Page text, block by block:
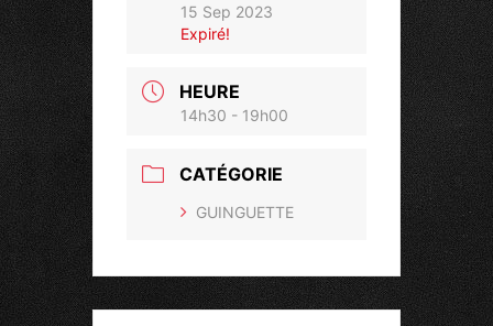
15 Sep 2023
Expiré!
HEURE
14h30 - 19h00
CATÉGORIE
GUINGUETTE